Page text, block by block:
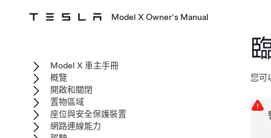
Model X Owner's Manual
您可
Model X 車主手冊
概覽
開啟和關閉
置物區域
座位與安全保護裝置
網路連線能力